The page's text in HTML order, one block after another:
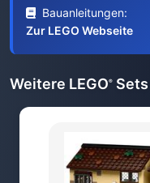
Bauanleitungen:
Zur LEGO Webseite
Weitere LEGO® Sets